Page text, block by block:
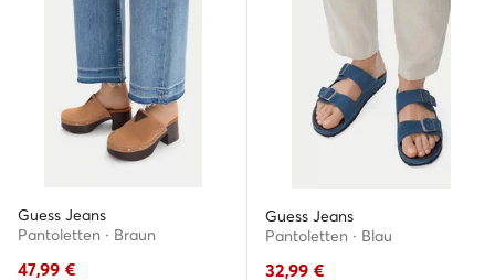
Guess Jeans
Pantoletten · Braun
47,99 €
Guess Jeans
Pantoletten · Blau
32,99 €